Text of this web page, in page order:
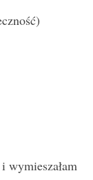
wymieszałam